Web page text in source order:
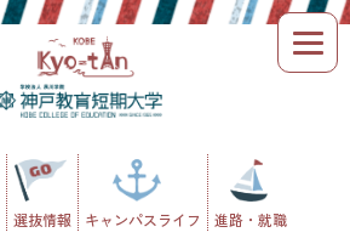
選抜情報 キャンパスライフ 進路・就職